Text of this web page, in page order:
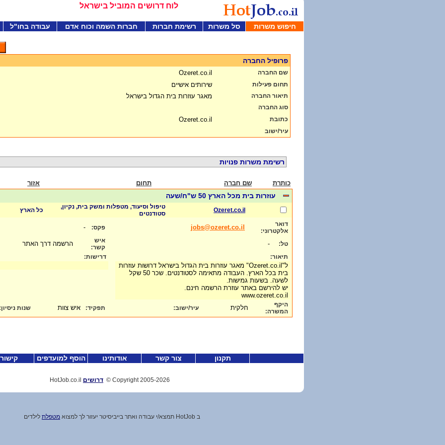
לוח דרושים המוביל בישראל
חיפוש משרות סל משרות רשימת חברות חברות השמה וכוח אדם עבודה בחו"ל
פרופיל החברה
שם החברה Ozeret.co.il
תחום פעילות שירותים אישיים
תיאור החברה מאגר עוזרות בית הגדול בישראל
סוג החברה
כתובת
Ozeret.co.il
עיר/ישוב
רשימת משרות פנויות
כותרת שם חברה תחום אזור
עוזרות בית מכל הארץ 50 ש"ח/שעה
Ozeret.co.il
טיפול וסיעוד, מטפלות ומשק בית, נקיון,
סטודנטים
כל הארץ
דואר
אלקטרוני:
jobs@ozeret.co.il פקס: -
טל: -
איש
קשר:
הרשמה דרך האתר
תיאור:
ל"Ozeret.co.il" מאגר עוזרות בית הגדול בישראל דרושות עוזרות
בית בכל הארץ. העבודה מתאימה לסטודנטים. שכר 50 שקל
לשעה. בשעות גמישות.
יש להירשם באתר עוזרת הרשמה חינם.
www.ozeret.co.il
דרישות:
היקף
המשרה:
חלקית עיר/ישוב: תפקיד: איש צוות שנות ניסיון:
תקנון צור קשר אודותינו הוסף למועדפים
Copyright 2005-2026
© דרושים
ב HotJob תמצא /י עבודה ואתר בייביסיטר יעזור לך למצוא מטפלת לילדים